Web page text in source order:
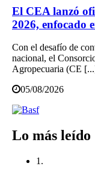
El CEA lanzó
2026, enfocado
Con el desafío de
nacional, el
Agropecuaria (CE
05/08/2026
Lo más leído
1.